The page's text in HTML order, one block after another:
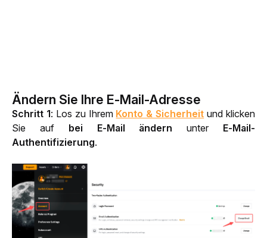
Ändern Sie Ihre E-Mail-Adresse
Schritt 1: Los zu Ihrem Konto & Sicherheit und klicken
Sie auf bei E-Mail ändern unter E-Mail-
Authentifizierung.